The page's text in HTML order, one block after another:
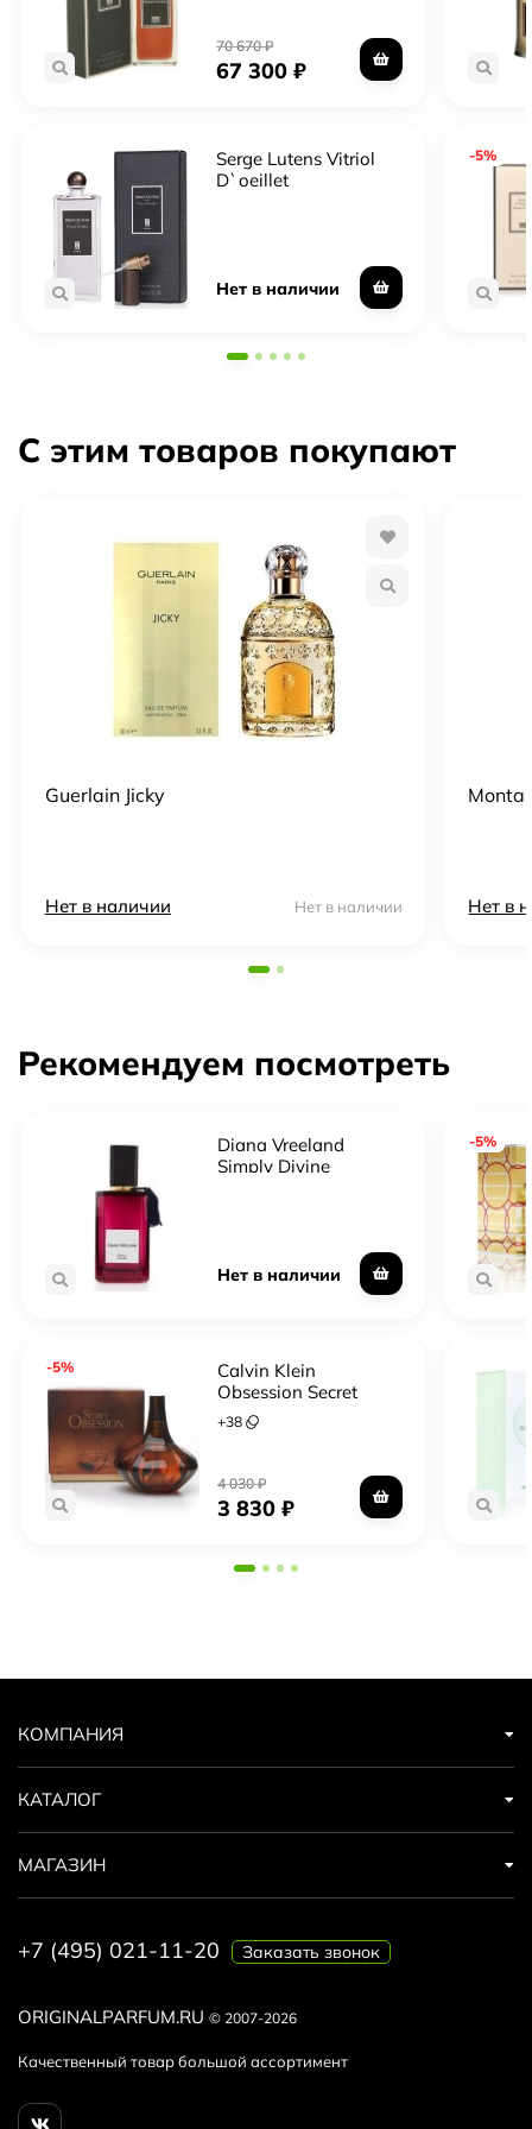
Ценителям ароматов с медовыми и пудровыми
оттенками
Отливант — небольшой объём из оригинального
флакона, чтобы попробовать до полного флакона
Тестер — полноценный флакон, часто без
подарочной упаковки, обычно выгоднее
Полный флакон — запечатанный оригинал в
заводской упаковке
70 670₽
67 300₽
Serge Lutens Vitriol
D`oeillet
Нет в наличии
-5%
С этим товаров покупают
Guerlain Jicky
Нет в наличии Нет в наличии Нет в
Рекомендуем посмотреть
Diana Vreeland
Simply Divine
Нет в наличии
-5%
Calvin Klein
Obsession Secret
+38
4 030₽
3 830 ₽
-5%
ORIGINALPARFUM.RU © 2007-2026
Качественный товар большой ассортимент
КОМПАНИЯ
КАТАЛОГ
МАГАЗИН
+7 (495) 021-11-20 Заказать звонок